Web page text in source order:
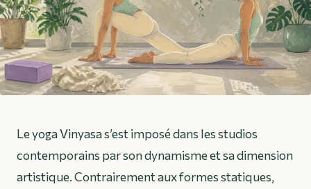
Le yoga Vinyasa s’est imposé dans les studios
contemporains par son dynamisme et sa dimension
artistique. Contrairement aux formes statiques,